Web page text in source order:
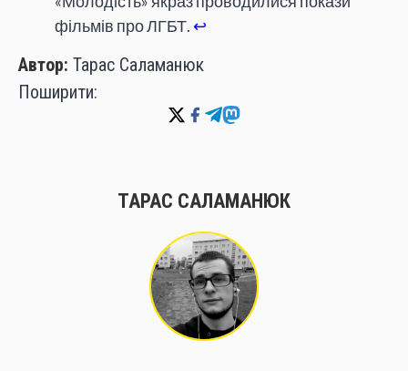
фільмів про ЛГБТ.↩
Автор: Тарас Саламанюк
Поширити:
ТАРАС САЛАМАНЮК